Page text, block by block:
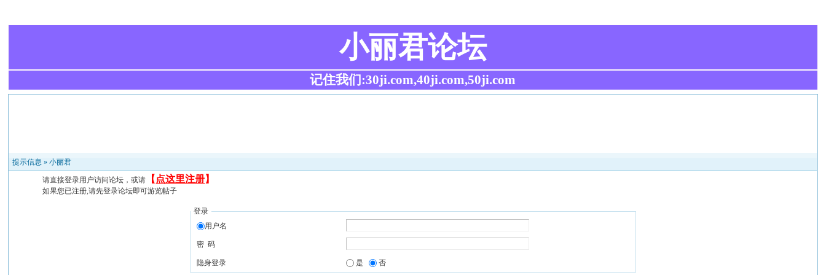
小丽君论坛
记住我们:30ji.com,40ji.com,50ji.com
提示信息 »小丽君
请直接登录用户访问论坛，或请 【 点这里注册】
如果您已注册,请先登录论坛即可游览帖子
登录
用户名
密 码
隐身登录 是 否